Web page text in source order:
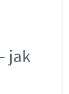
jak